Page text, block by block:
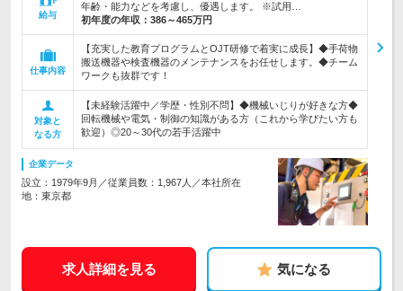
給与
年齢・能力などを考慮し、優遇します。 ※試用…
初年度の年収： 386～465万円
仕事内容
【充実した教育プログラムとOJT研修で着実に成長】◆手荷物
搬送機器や検査機器のメンテナンスをお任せします。◆チーム
ワークも抜群です！
対象と
なる方
【未経験活躍中／学歴・性別不問】◆機械いじりが好きな方◆
回転機械や電気・制御の知識がある方（これから学びたい方も
歓迎）◎20～30代の若手活躍中
企業データ
設立：1979年9月／従業員数：1,967人／本社所在
地：東京都
求人詳細を見る 気になる